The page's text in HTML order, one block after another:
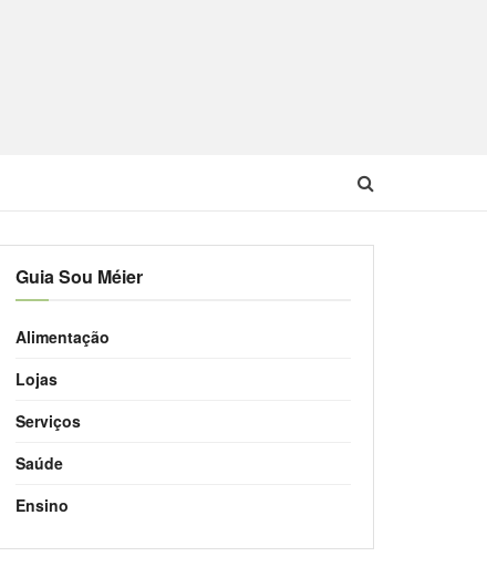
Guia Sou Méier
Alimentação
Lojas
Serviços
Saúde
Ensino